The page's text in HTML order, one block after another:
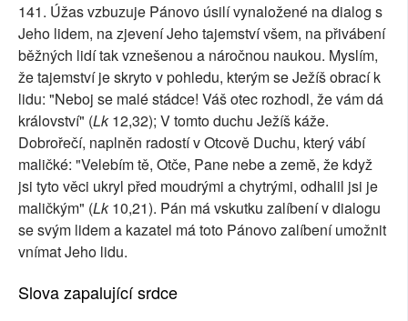
141. Úžas vzbuzuje Pánovo úsilí vynaložené na dialog s
Jeho lidem, na zjevení Jeho tajemství všem, na přivábení
běžných lidí tak vznešenou a náročnou naukou. Myslím,
že tajemství je skryto v pohledu, kterým se Ježíš obrací k
lidu: "Neboj se malé stádce! Váš otec rozhodl, že vám dá
království" (Lk12,32); V tomto duchu Ježíš káže.
Dobrořečí, naplněn radostí v Otcově Duchu, který vábí
maličké: "Velebím tě, Otče, Pane nebe a země, že když
jsi tyto věci ukryl před moudrými a chytrými, odhalil jsi je
maličkým" (Lk10,21). Pán má vskutku zalíbení v dialogu
se svým lidem a kazatel má toto Pánovo zalíbení umožnit
vnímat Jeho lidu.
Slova zapalující srdce